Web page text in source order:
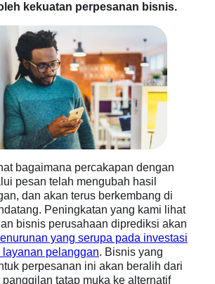
kekuatan perpesanan bisnis.
bagaimana percakapan dengan
pesan telah mengubah hasil
dan akan terus berkembang di
Peningkatan yang kami lihat
bisnis perusahaan diprediksi akan
yang serupa pada investasi
pelanggan. Bisnis yang
perpesanan ini akan beralih dari
tatap muka ke alternatif